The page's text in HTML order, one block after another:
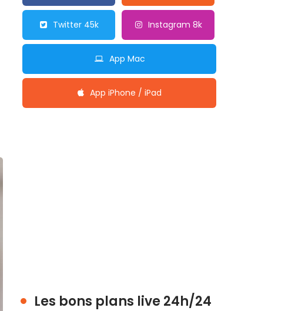
Twitter 45k Instagram 8k
App Mac
App iPhone / iPad
Les bons plans live 24h/24